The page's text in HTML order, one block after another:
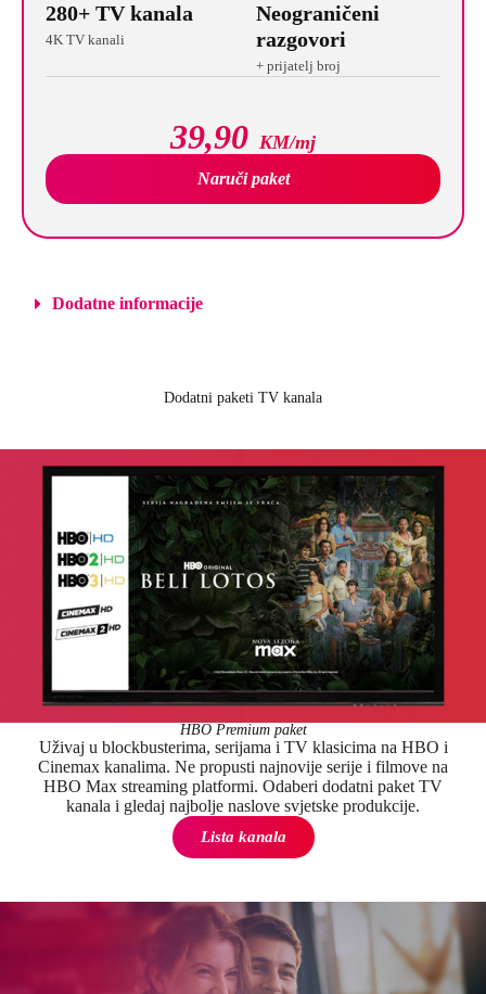
280+ TV kanala
4K TV kanali
Neograničeni
razgovori
+ prijatelj broj
39,90 KM/mj
Naruči paket
Dodatne informacije
Dodatni paketi TV kanala
HBO Premium paket
Uživaj u blockbusterima, serijama i TV klasicima na HBO i
Cinemax kanalima. Ne propusti najnovije serije i filmove na
HBO Max streaming platformi. Odaberi dodatni paket TV
kanala i gledaj najbolje naslove svjetske produkcije.
Lista kanala